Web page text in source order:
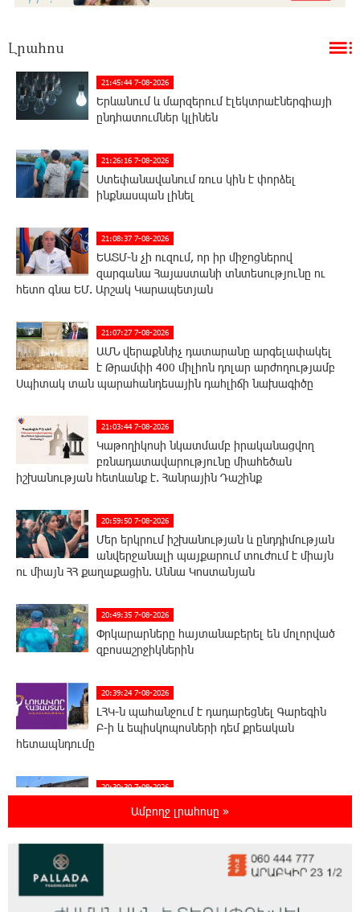
Լրահոս
21:45:44 7-08-2026
Երևանում և մարզերում էլեկտրաէներգիայի
ընդհատումներ կլինեն
21:26:16 7-08-2026
Ստեփանավանում ռուս կին է փորձել
ինքնասպան լինել
21:08:37 7-08-2026
ԵԱՏՄ֊ն չի ուզում, որ իր միջոցներով
զարգանա Հայաստանի տնտեսությունը ու
հետո գնա ԵՄ. Արշակ Կարապետյան
21:07:27 7-08-2026
ԱՄՆ վերաքննիչ դատարանը արգելափակել
է Թրամփի 400 միլիոն դոլար արժողությամբ
Սպիտակ տան պարահանդեսային դահլիճի նախագիծը
21:03:44 7-08-2026
Կաթողիկոսի նկատմամբ իրականացվող
բռնադատավարությունը միահեծան
իշխանության հետևանք է. Հանրային Դաշինք
20:59:50 7-08-2026
Մեր երկրում իշխանության և ընդդիմության
անվերջանալի պայքարում տուժում է միայն
ու միայն ՀՀ քաղաքացին. Աննա Կոստանյան
20:49:35 7-08-2026
Փրկարարները հայտանաբերել են մոլորված
զբոսաշրջիկներին
20:39:24 7-08-2026
ԼՀԿ-ն պահանջում է դադարեցնել Գարեգին
Բ-ի և եպիսկոպոսների դեմ քրեական
հետապնդումը
20:30:30 7-08-2026
Սարյան փողոցի բնակարաններից մեկում
պայթյունի հետևանքով 55-ամյա
«Այրվածքաբանության ազգային կենտրոն»
20:11:48 7-08-2026
Ամբողջ լրահոսը »